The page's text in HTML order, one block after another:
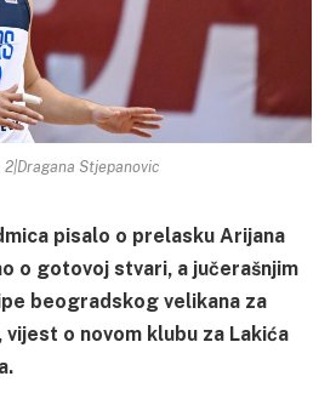
2|Dragana Stjepanovic
pisalo o prelasku Arijana
o gotovoj stvari, a jučerašnjim
beogradskog velikana za
o novom klubu za Lakića